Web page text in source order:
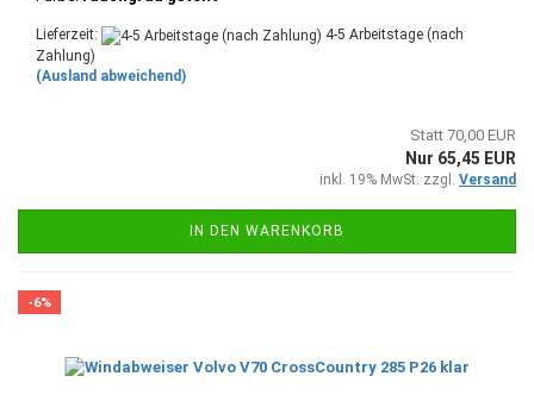
Lieferzeit:
4-5 Arbeitstage (nach
Zahlung)
(Ausland abweichend)
Statt 70,00 EUR
Nur 65,45 EUR
inkl. 19% MwSt. zzgl. Versand
IN DEN WARENKORB
-6%